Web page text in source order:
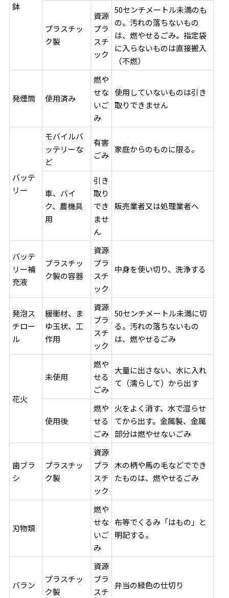
鉢
プラスチッ
ク製
資源
プラ
スチ
ック
50センチメートル未満のも
の。汚れの落ちないもの
は、燃やせるごみ。指定袋
に入らないものは直接搬入
（不燃）
発煙筒 使用済み
燃や
せな
いご
み
使用していないものは引き
取りできません
バッテ
リー
モバイルバ
ッテリーな
ど
有害
ごみ
家庭からのものに限る。
車、バイ
ク、農機具
用
引き
取り
でき
ませ
ん
販売業者又は処理業者へ
バッテ
リー補
充液
プラスチッ
ク製の容器
資源
プラ
スチ
ック
中身を使い切り、洗浄する
発泡ス
チロー
ル
緩衝材、ま
ゆ玉状、工
作用
資源
プラ
スチ
ック
50センチメートル未満に切
る。汚れの落ちないもの
は、燃やせるごみ
花火
未使用
燃や
せる
ごみ
大量に出さない、水に入れ
て（濡らして）から出す
使用後
燃や
せる
ごみ
火をよく消す、水で湿らせ
てから出す。金属製、金属
部分は燃やせないごみ
歯ブラ
シ
プラスチッ
ク製
資源
プラ
スチ
ック
木の柄や馬の毛などででき
たものは、燃やせるごみ
刃物類
燃や
せな
いご
み
布等でくるみ「はもの」と
明記する。
バラン
プラスチッ
ク製
資源
プラ
スチ
弁当の緑色の仕切り